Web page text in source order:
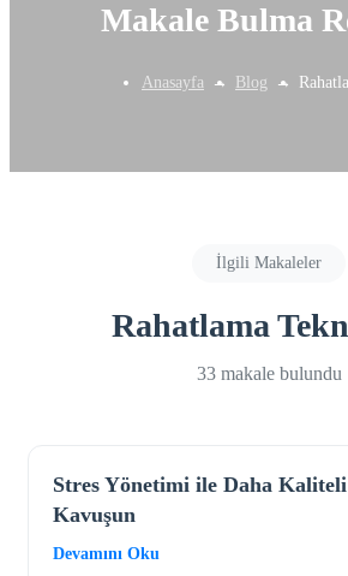
Makale Bulma
Anasayfa Blog
İlgili Makaleler
Rahatlama
33 makale bulundu
Stres Yönetimi ile Daha
Kavuşun
Devamını Oku